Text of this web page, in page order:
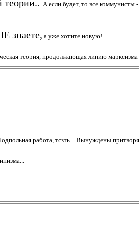
теории... А если будет, то все коммунисты
знаете, а уже хотите новую!
теория, продолжающая линию
работа, тсзть... Вынуждены